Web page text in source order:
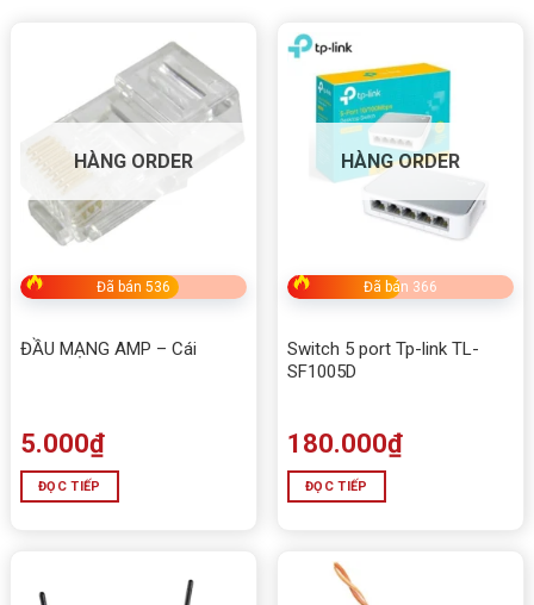
HÀNG ORDER
Đã bán 536
ĐẦU MẠNG AMP – Cái
5.000₫
ĐỌC TIẾP
HÀNG ORDER
Đã bán 366
Switch 5 port Tp-link TL-
SF1005D
180.000₫
ĐỌC TIẾP